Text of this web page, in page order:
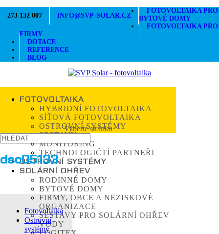
273 132 007 INFO@SVP-SOLAR.CZ
FOTOVOLTAIKA PRO
BYTOVÉ DOMY
FOTOVOLTAIKA PRO
FIRMY
DOTACE
REFERENCE
BLOG
FOTOVOLTAIKA
HYBRIDNÍ FOTOVOLTAIKA
SÍŤOVÁ FOTOVOLTAIKA
OSTROVNÍ SYSTÉMY
SESTAVY
MONITORING
TECHNOLOGIČTÍ PARTNEŘI
OSTROVNÍ SYSTÉMY
SOLÁRNÍ OHŘEV
RODINNÉ DOMY
BYTOVÉ DOMY
FIRMY, OBCE A NEZISKOVÉ
ORGANIZACE
SESTAVY PRO SOLÁRNÍ OHŘEV
VODY
Vyberte stránku
dsc05133
Fotovoltaika
Ostrovní
systémy